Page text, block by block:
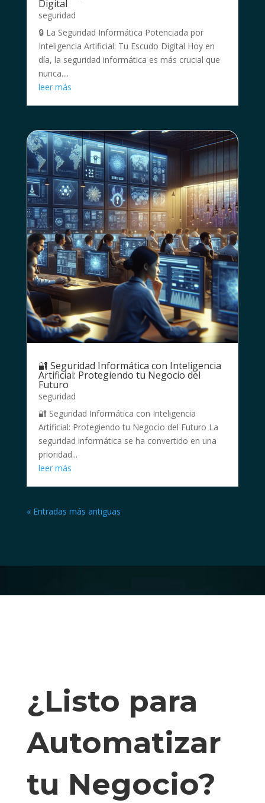
Digital
seguridad
🔒 La Seguridad Informática Potenciada por
Inteligencia Artificial: Tu Escudo Digital Hoy en
día, la seguridad informática es más crucial que
nunca....
leer más
🔐 Seguridad Informática con Inteligencia
Artificial: Protegiendo tu Negocio del
Futuro
seguridad
🔐 Seguridad Informática con Inteligencia
Artificial: Protegiendo tu Negocio del Futuro La
seguridad informática se ha convertido en una
prioridad...
leer más
« Entradas más antiguas
vídeo
¿Listo para
Automatizar
tu Negocio?